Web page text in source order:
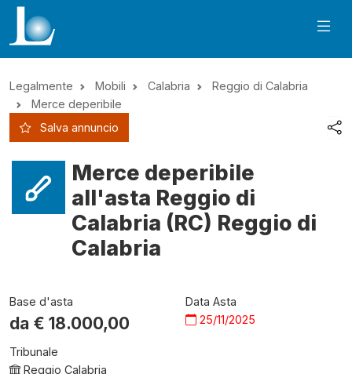
Legalmente Mobili Calabria
Reggio di Calabria
Merce deperibile
Salva annuncio
Merce deperibile
all'asta Reggio di
Calabria (RC) Reggio di
Calabria
Base d'asta
da € 18.000,00
Data Asta
25/11/2025
Tribunale
Reggio Calabria